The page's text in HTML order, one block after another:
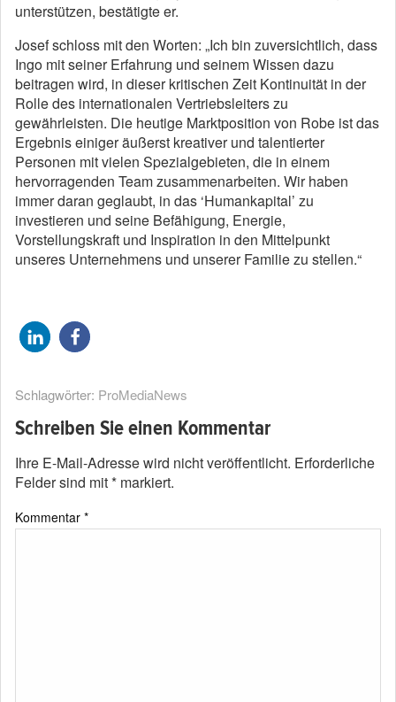
unterstützen, bestätigte er.
Josef schloss mit den Worten: „Ich bin zuversichtlich, dass
Ingo mit seiner Erfahrung und seinem Wissen dazu
beitragen wird, in dieser kritischen Zeit Kontinuität in der
Rolle des internationalen Vertriebsleiters zu
gewährleisten. Die heutige Marktposition von Robe ist das
Ergebnis einiger äußerst kreativer und talentierter
Personen mit vielen Spezialgebieten, die in einem
hervorragenden Team zusammenarbeiten. Wir haben
immer daran geglaubt, in das ‘Humankapital’ zu
investieren und seine Befähigung, Energie,
Vorstellungskraft und Inspiration in den Mittelpunkt
unseres Unternehmens und unserer Familie zu stellen.“
Schlagwörter: ProMediaNews
Schreiben Sie einen Kommentar
Ihre E-Mail-Adresse wird nicht veröffentlicht. Erforderliche
Felder sind mit* markiert.
Kommentar *